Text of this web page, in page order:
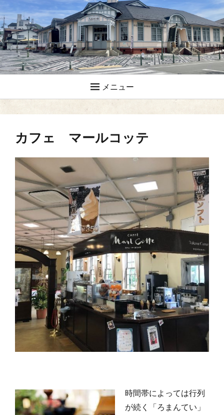
メニュー
カフェ マールコッテ
時間帯によっては行列
が続く「ろまんてい」